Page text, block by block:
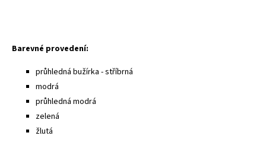
Barevné provedení:
průhledná bužírka - stříbrná
modrá
průhledná modrá
zelená
žlutá